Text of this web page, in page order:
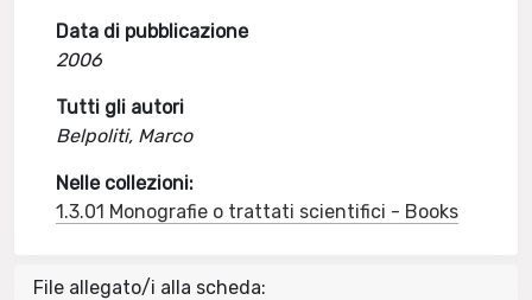
Data di pubblicazione
2006
Tutti gli autori
Belpoliti, Marco
Nelle collezioni:
1.3.01 Monografie o trattati scientifici - Books
File allegato/i alla scheda: